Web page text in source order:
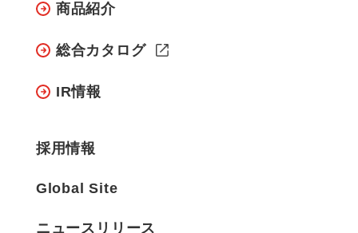
商品紹介
総合カタログ
IR情報
採用情報
Global Site
ニュースリリース